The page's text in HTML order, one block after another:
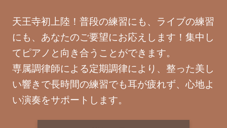
天王寺初上陸！普段の練習にも、ライブの練習
にも、あなたのご要望にお応えします！集中し
てピアノと向き合うことができます。
専属調律師による定期調律により、整った美し
い響きで長時間の練習でも耳が疲れず、心地よ
い演奏をサポートします。